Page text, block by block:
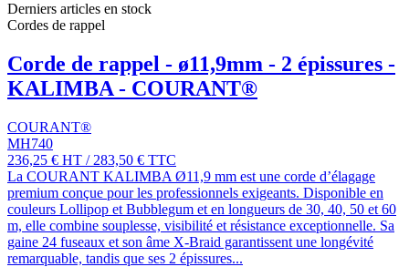
Derniers articles en stock
Cordes de rappel
Corde de rappel - ø11,9mm - 2 épissures -
KALIMBA - COURANT®
COURANT®
MH740
236,25 € HT / 283,50 € TTC
La COURANT KALIMBA Ø11,9 mm est une corde d’élagage
premium conçue pour les professionnels exigeants. Disponible en
couleurs Lollipop et Bubblegum et en longueurs de 30, 40, 50 et 60
m, elle combine souplesse, visibilité et résistance exceptionnelle. Sa
gaine 24 fuseaux et son âme X-Braid garantissent une longévité
remarquable, tandis que ses 2 épissures...